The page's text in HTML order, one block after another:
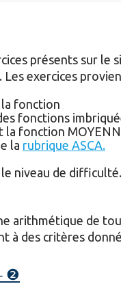
présents sur le
exercices
la fonction
fonctions
la fonction
la rubrique ASCA.
niveau de difficulté.
arithmétique de
à des critères
- ❷